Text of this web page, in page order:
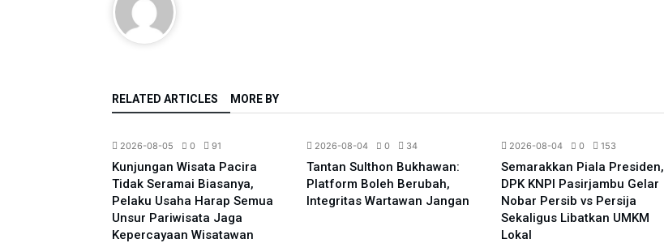
RELATED ARTICLES MORE BY
2026-08-05 0 91
Kunjungan Wisata Pacira
Tidak Seramai Biasanya,
Pelaku Usaha Harap Semua
Unsur Pariwisata Jaga
Kepercayaan Wisatawan
2026-08-04 0 34
Tantan Sulthon Bukhawan:
Platform Boleh Berubah,
Integritas Wartawan Jangan
2026-08-04 0 153
Semarakkan Piala Presiden,
DPK KNPI Pasirjambu Gelar
Nobar Persib vs Persija
Sekaligus Libatkan UMKM
Lokal